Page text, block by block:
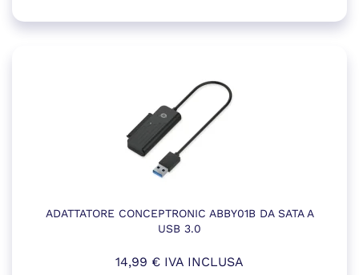
ADATTATORE CONCEPTRONIC ABBY01B DA SATA A
USB 3.0
14,99 € IVA INCLUSA